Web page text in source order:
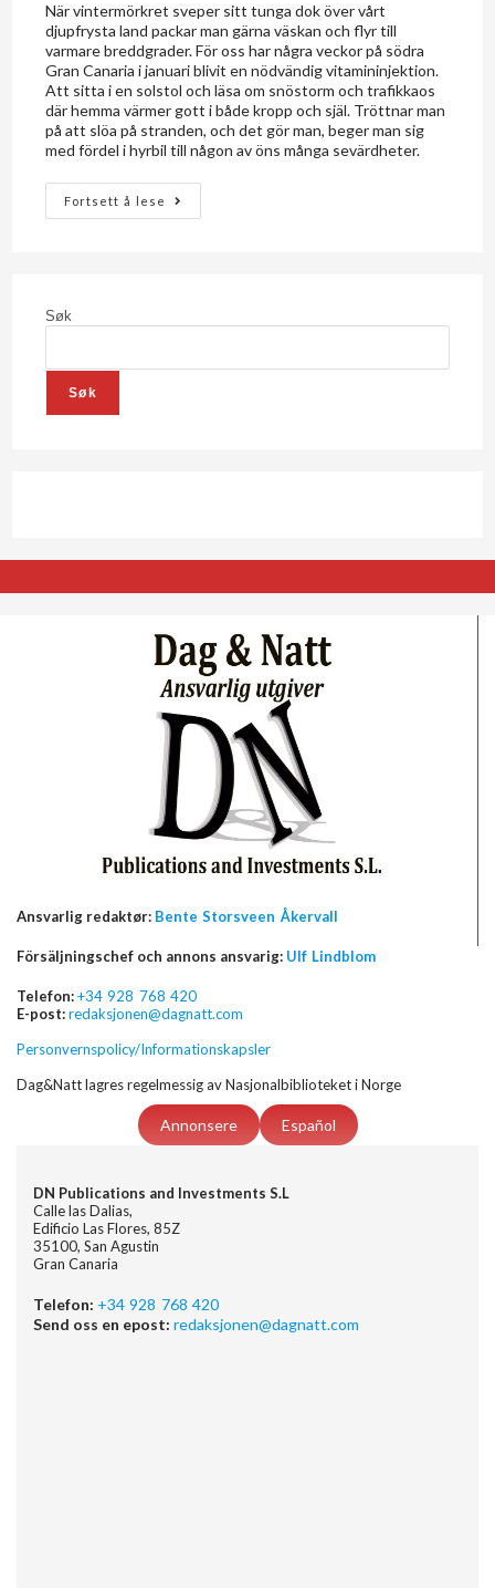
När vintermörkret sveper sitt tunga dok över vårt
djupfrysta land packar man gärna väskan och flyr till
varmare breddgrader. För oss har några veckor på södra
Gran Canaria i januari blivit en nödvändig vitamininjektion.
Att sitta i en solstol och läsa om snöstorm och trafikkaos
där hemma värmer gott i både kropp och själ. Tröttnar man
på att slöa på stranden, och det gör man, beger man sig
med fördel i hyrbil till någon av öns många sevärdheter.
Fortsett å lese
Søk
Søk
Ansvarlig redaktør: Bente Storsveen Åkervall
Försäljningschef och annons ansvarig: Ulf Lindblom
Telefon:+34 928 768 420
E-post:redaksjonen@dagnatt.com
Personvernspolicy/Informationskapsler
Dag&Natt lagres regelmessig av Nasjonalbiblioteket i Norge
Annonsere Español
DN Publications and Investments S.L
Calle las Dalias,
Edificio Las Flores, 85Z
35100, San Agustin
Gran Canaria
Telefon: +34 928 768 420
Send oss en epost: redaksjonen@dagnatt.com